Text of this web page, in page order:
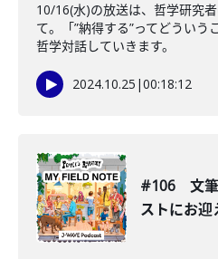
10/16(水)の放送は、哲学研究
て。「”納得する”ってどうい
哲学対話していきます。
2024.10.25 |00:18:12
#106 文筆
ストにお迎